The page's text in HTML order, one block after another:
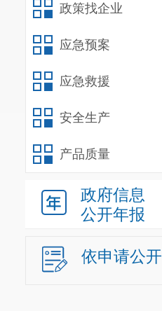
政策找企业
应急预案
应急救援
安全生产
产品质量
政府信息
公开年报
依申请公开